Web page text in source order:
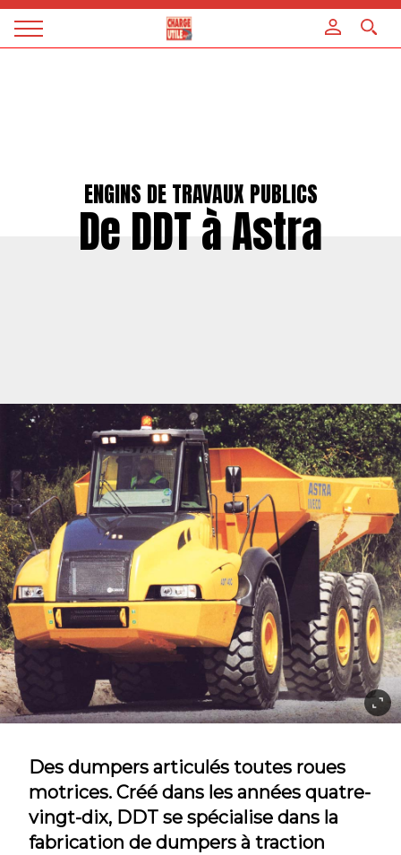
Magazine
ENGINS DE TRAVAUX PUBLICS
De DDT à Astra
Des dumpers articulés toutes roues
motrices. Créé dans les années quatre-
vingt-dix, DDT se spécialise dans la
fabrication de dumpers à traction
Panneau de gestion des cookies